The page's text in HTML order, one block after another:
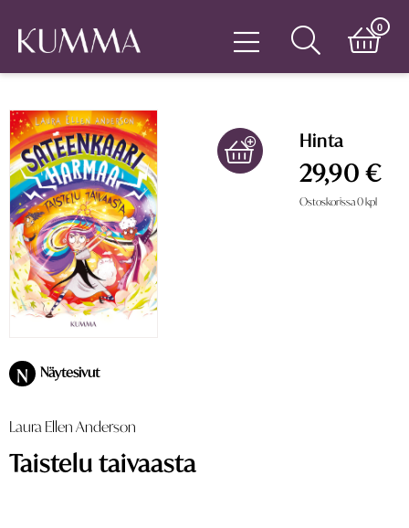
0
Hinta
29,90 €
Ostoskorissa0kpl
N Näytesivut
Laura Ellen Anderson
Taistelu taivaasta